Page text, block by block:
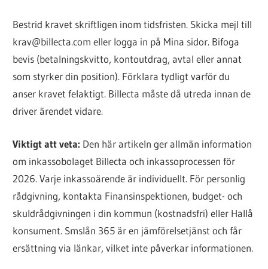
Bestrid kravet skriftligen inom tidsfristen. Skicka mejl till
krav@billecta.com eller logga in på Mina sidor. Bifoga
bevis (betalningskvitto, kontoutdrag, avtal eller annat
som styrker din position). Förklara tydligt varför du
anser kravet felaktigt. Billecta måste då utreda innan de
driver ärendet vidare.
Viktigt att veta: Den här artikeln ger allmän information
om inkassobolaget Billecta och inkassoprocessen för
2026. Varje inkassoärende är individuellt. För personlig
rådgivning, kontakta Finansinspektionen, budget- och
skuldrådgivningen i din kommun (kostnadsfri) eller Hallå
konsument. Smslån 365 är en jämförelsetjänst och får
ersättning via länkar, vilket inte påverkar informationen.